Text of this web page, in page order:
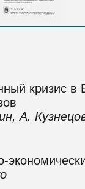
кризис в
А.